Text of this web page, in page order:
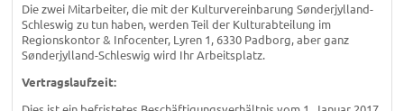
Die zwei Mitarbeiter, die mit der Kulturvereinbarung Sønderjylland-
Schleswig zu tun haben, werden Teil der Kulturabteilung im
Regionskontor & Infocenter, Lyren 1, 6330 Padborg, aber ganz
Sønderjylland-Schleswig wird Ihr Arbeitsplatz.
Vertragslaufzeit: